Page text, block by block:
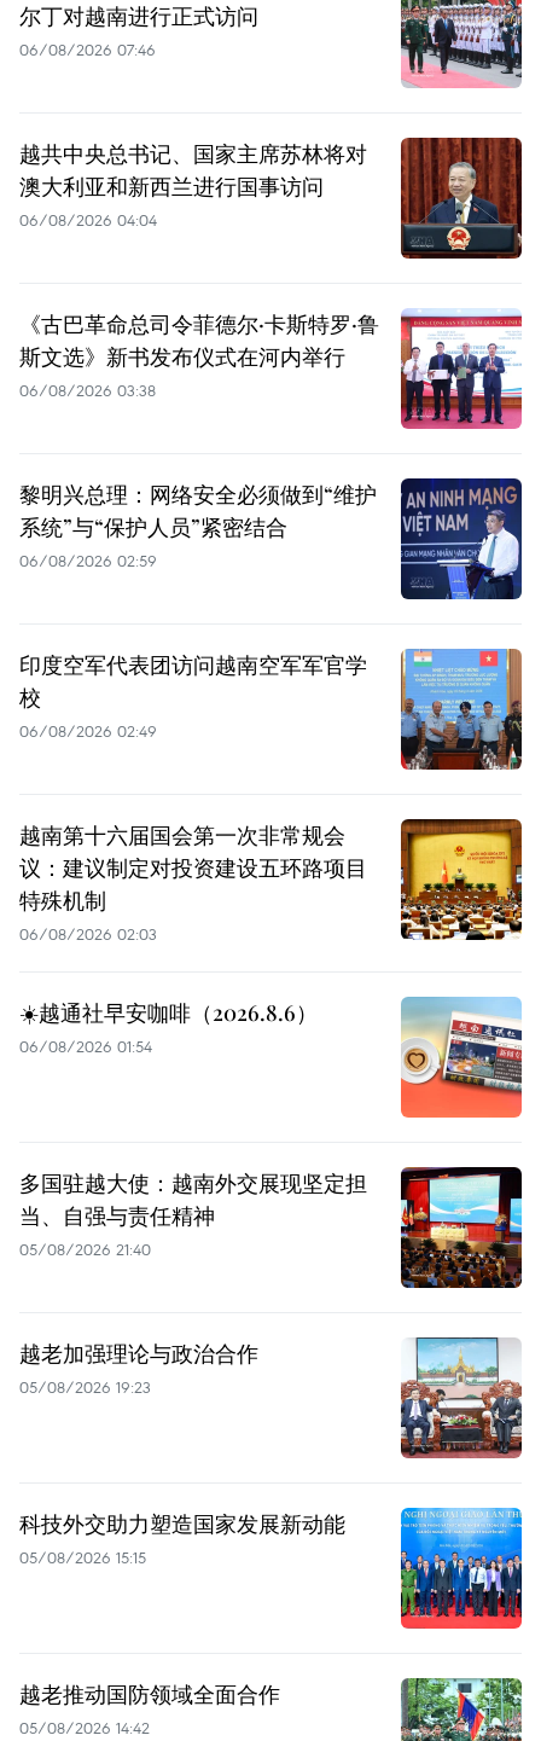
尔丁对越南进行正式访问
06/08/2026 07:46
越共中央总书记、国家主席苏林将对
澳大利亚和新西兰进行国事访问
06/08/2026 04:04
《古巴革命总司令菲德尔·卡斯特罗·鲁
斯文选》新书发布仪式在河内举行
06/08/2026 03:38
黎明兴总理：网络安全必须做到“维护
系统”与“保护人员”紧密结合
06/08/2026 02:59
印度空军代表团访问越南空军军官学
校
06/08/2026 02:49
越南第十六届国会第一次非常规会
议：建议制定对投资建设五环路项目
特殊机制
06/08/2026 02:03
☀️越通社早安咖啡（2026.8.6）
06/08/2026 01:54
多国驻越大使：越南外交展现坚定担
当、自强与责任精神
05/08/2026 21:40
越老加强理论与政治合作
05/08/2026 19:23
科技外交助力塑造国家发展新动能
05/08/2026 15:15
越老推动国防领域全面合作
05/08/2026 14:42